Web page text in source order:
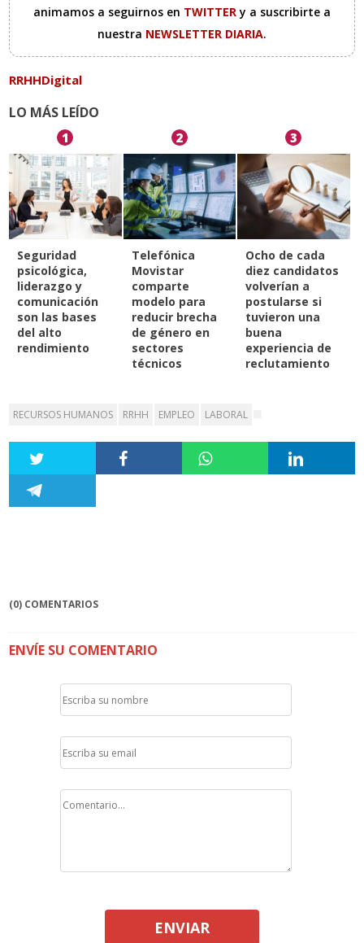
animamos a seguirnos en TWITTERy a suscribirte a
nuestra NEWSLETTER DIARIA.
RRHHDigital
LO MÁS LEÍDO
1
Seguridad
psicológica,
liderazgo y
comunicación
son las bases
del alto
rendimiento
2
Telefónica
Movistar
comparte
modelo para
reducir brecha
de género en
sectores
técnicos
3
Ocho de cada
diez candidatos
volverían a
postularse si
tuvieron una
buena
experiencia de
reclutamiento
RECURSOS HUMANOS RRHH EMPLEO LABORAL
(0) COMENTARIOS
ENVÍE SU COMENTARIO
ENVIAR